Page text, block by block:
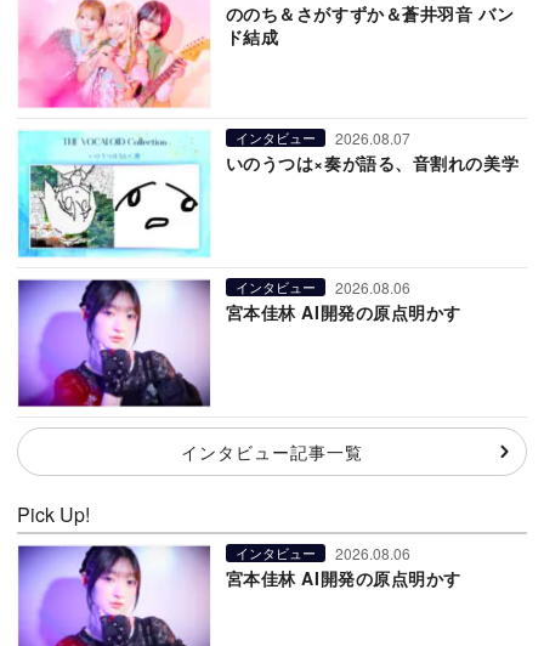
ののち＆さがすずか＆蒼井羽音 バン
ド結成
インタビュー 2026.08.07
いのうつは×奏が語る、音割れの美学
インタビュー 2026.08.06
宮本佳林 AI開発の原点明かす
インタビュー記事一覧
Pick Up!
インタビュー 2026.08.06
宮本佳林 AI開発の原点明かす